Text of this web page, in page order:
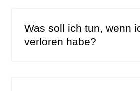
Was soll ich tun, wenn
verloren habe?